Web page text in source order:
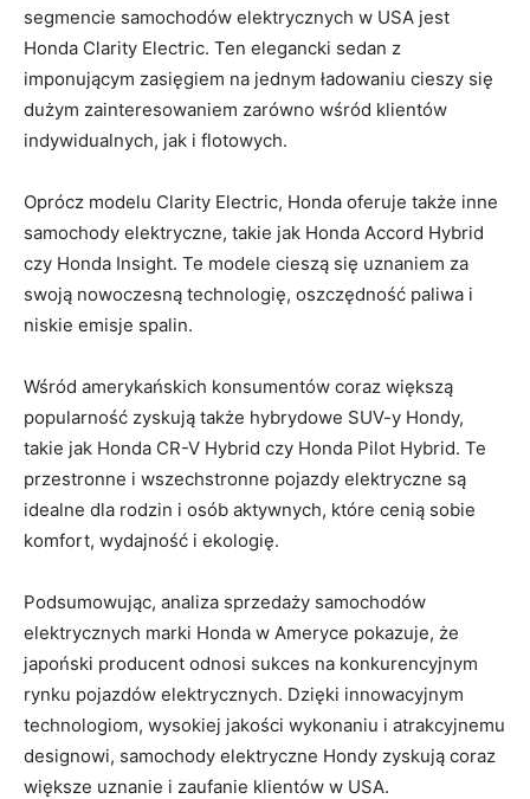
segmencie samochodów elektrycznych w USA jest ​
Honda Clarity Electric. Ten elegancki ⁢sedan z
imponującym zasięgiem na jednym ładowaniu cieszy ⁤się⁤
dużym zainteresowaniem zarówno wśród klientów
indywidualnych, jak i flotowych.
Oprócz modelu Clarity Electric, Honda oferuje także inne
samochody elektryczne, takie jak Honda ⁤Accord Hybrid
czy‍ Honda Insight. Te modele cieszą się uznaniem za
swoją nowoczesną technologię, oszczędność paliwa i
niskie emisje spalin.
Wśród amerykańskich konsumentów coraz większą
popularność zyskują także hybrydowe SUV-y Hondy,
takie jak Honda CR-V Hybrid czy Honda Pilot Hybrid. Te⁣
przestronne i wszechstronne pojazdy elektryczne są
idealne dla​ rodzin i osób aktywnych, które cenią sobie
komfort, wydajność i ekologię.
Podsumowując, analiza sprzedaży samochodów
elektrycznych marki Honda w​ Ameryce pokazuje, że
japoński producent odnosi sukces na konkurencyjnym
rynku pojazdów elektrycznych.‍ Dzięki innowacyjnym
technologiom, wysokiej jakości ⁢wykonaniu i atrakcyjnemu
designowi, samochody elektryczne ‍Hondy zyskują coraz
większe uznanie i zaufanie klientów w USA.